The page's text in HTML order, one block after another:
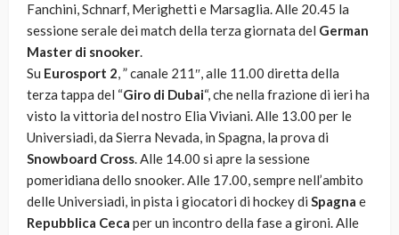
Fanchini, Schnarf, Merighetti e Marsaglia. Alle 20.45 la
sessione serale dei match della terza giornata del German
Master di snooker.
Su Eurosport 2, ” canale 211″, alle 11.00 diretta della
terza tappa del “Giro di Dubai“, che nella frazione di ieri ha
visto la vittoria del nostro Elia Viviani. Alle 13.00 per le
Universiadi, da Sierra Nevada, in Spagna, la prova di
Snowboard Cross. Alle 14.00 si apre la sessione
pomeridiana dello snooker. Alle 17.00, sempre nell’ambito
delle Universiadi, in pista i giocatori di hockey di Spagna e
Repubblica Ceca per un incontro della fase a gironi. Alle